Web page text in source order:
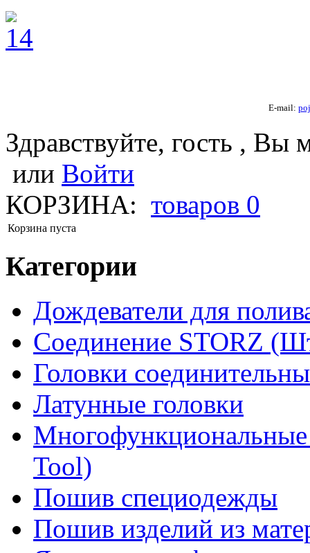
E-mail:
Здравствуйте, гость , Вы
или Войти
КОРЗИНА: товаров 0
Корзина пуста
Категории
Дождеватели для
Соединение STORZ
Головки
Латунные головки
Tool)
Пошив специодежды
Пошив изделий из